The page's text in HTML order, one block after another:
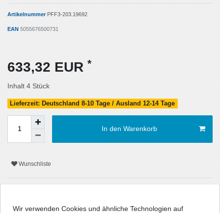
Artikelnummer PFF3-203.19692
EAN 5055676500731
633,32 EUR *
Inhalt 4 Stück
Lieferzeit: Deutschland 8-10 Tage / Ausland 12-14 Tage
In den Warenkorb
Wunschliste
Wir verwenden Cookies und ähnliche Technologien auf